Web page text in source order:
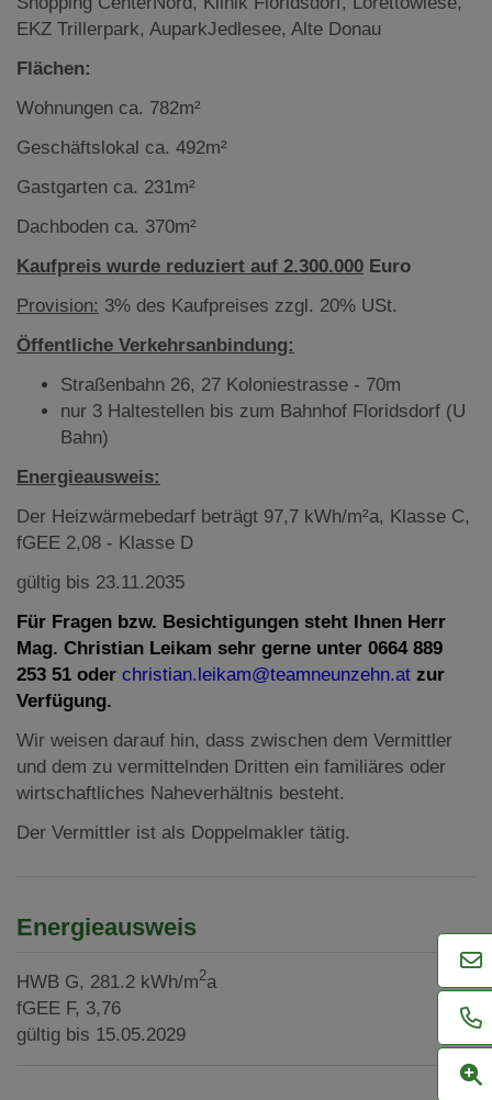
EKZ Trillerpark, AuparkJedlesee, Alte Donau
Flächen:
Wohnungen ca. 782m²
Geschäftslokal ca. 492m²
Gastgarten ca. 231m²
Dachboden ca. 370m²
Kaufpreis wurde reduziert auf 2.300.000 Euro
Provision: 3% des Kaufpreises zzgl. 20% USt.
Öffentliche Verkehrsanbindung:
Straßenbahn 26, 27 Koloniestrasse - 70m
nur 3 Haltestellen bis zum Bahnhof Floridsdorf (U
Bahn)
Energieausweis:
Der Heizwärmebedarf beträgt 97,7 kWh/m²a, Klasse C,
fGEE 2,08 - Klasse D
gültig bis 23.11.2035
Für Fragen bzw. Besichtigungen steht Ihnen Herr
Mag. Christian Leikam sehr gerne unter 0664 889
253 51 oder christian.leikam@teamneunzehn.at zur
Verfügung.
Wir weisen darauf hin, dass zwischen dem Vermittler
und dem zu vermittelnden Dritten ein familiäres oder
wirtschaftliches Naheverhältnis besteht.
Der Vermittler ist als Doppelmakler tätig.
Energieausweis
HWB G, 281.2 kWh/m2a
fGEE F, 3,76
gültig bis 15.05.2029